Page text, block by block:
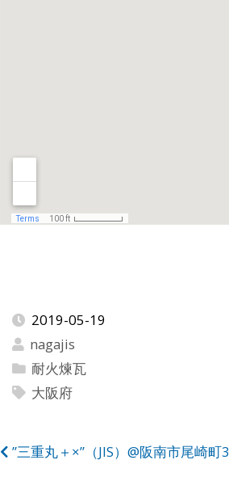
2019-05-19
nagajis
耐火煉瓦
大阪府
投”三重丸＋×”（JIS）@阪南市尾崎町3